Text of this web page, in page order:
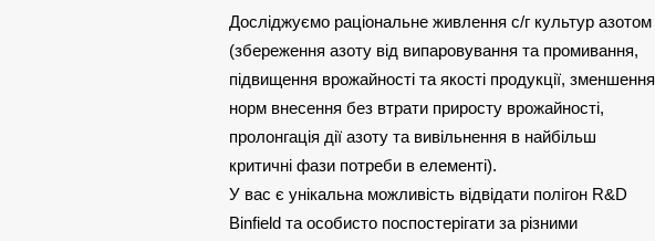
Досліджуємо раціональне живлення с/г культур азотом
(збереження азоту від випаровування та промивання,
підвищення врожайності та якості продукції, зменшення
норм внесення без втрати приросту врожайності,
пролонгація дії азоту та вивільнення в найбільш
критичні фази потреби в елементі).
У вас є унікальна можливість відвідати полігон R&D
Binfield та особисто поспостерігати за різними